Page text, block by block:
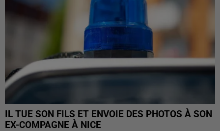
IL TUE SON FILS ET ENVOIE DES PHOTOS À SON
EX-COMPAGNE À NICE